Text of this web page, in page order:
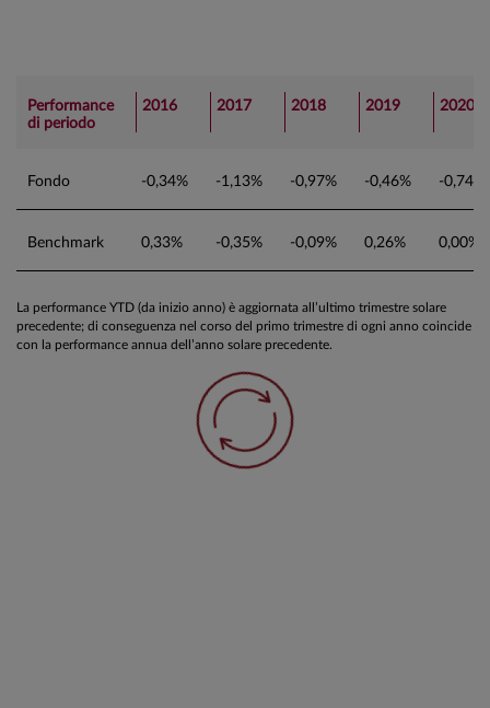
Performance
di periodo
2016 2017 2018 2019 2020
Fondo -0,34% -1,13% -0,97% -0,46% -0,74%
Benchmark 0,33% -0,35% -0,09% 0,26% 0,00%
La performance YTD (da inizio anno) è aggiornata all’ultimo trimestre solare
precedente; di conseguenza nel corso del primo trimestre di ogni anno coincide
con la performance annua dell’anno solare precedente.